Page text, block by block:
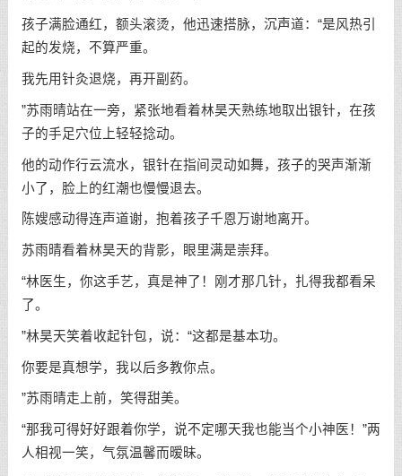
孩子满脸通红，额头滚烫，他迅速搭脉，沉声道：“是风热引
起的发烧，不算严重。
我先用针灸退烧，再开副药。
”苏雨晴站在一旁，紧张地看着林昊天熟练地取出银针，在孩
子的手足穴位上轻轻捻动。
他的动作行云流水，银针在指间灵动如舞，孩子的哭声渐渐
小了，脸上的红潮也慢慢退去。
陈嫂感动得连声道谢，抱着孩子千恩万谢地离开。
苏雨晴看着林昊天的背影，眼里满是崇拜。
“林医生，你这手艺，真是神了！刚才那几针，扎得我都看呆
了。
”林昊天笑着收起针包，说：“这都是基本功。
你要是真想学，我以后多教你点。
”苏雨晴走上前，笑得甜美。
“那我可得好好跟着你学，说不定哪天我也能当个小神医！”两
人相视一笑，气氛温馨而暧昧。